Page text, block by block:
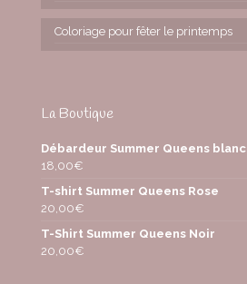
Coloriage pour fêter le printemps
La Boutique
Débardeur Summer Queens blanc
18,00€
T-shirt Summer Queens Rose
20,00€
T-Shirt Summer Queens Noir
20,00€